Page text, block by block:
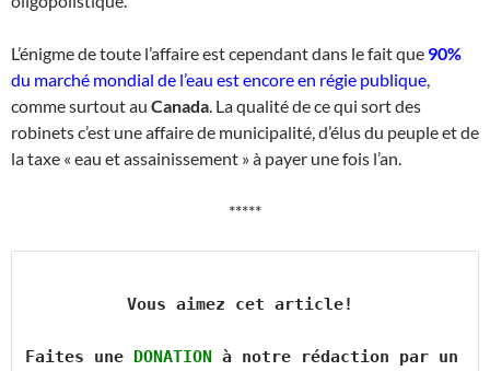
L’énigme de toute l’affaire est cependant dans le fait que 90%
du marché mondial de l’eau est encore en régie publique
comme surtout au Canada . La qualité de ce qui sort des
robinets c’est une affaire de municipalité, d’élus du peuple et de
la taxe « eau et assainissement » à payer une fois l’an.
*****
Vous aimez cet article!
Faites une DONATION à notre rédaction par un